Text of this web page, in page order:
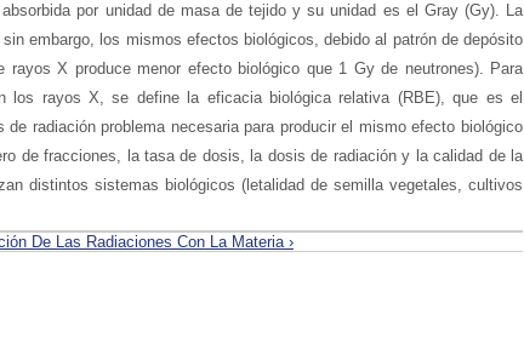
por unidad de masa de tejido y su unidad es el Gray (Gy). La
embargo, los mismos efectos biológicos, debido al patrón de depósito
X produce menor efecto biológico que 1 Gy de neutrones). Para
los rayos X, se define la eficacia biológica relativa (RBE), que es el
radiación problema necesaria para producir el mismo efecto biológico
de fracciones, la tasa de dosis, la dosis de radiación y la calidad de la
distintos sistemas biológicos (letalidad de semilla vegetales, cultivos
De Las Radiaciones Con La Materia ›